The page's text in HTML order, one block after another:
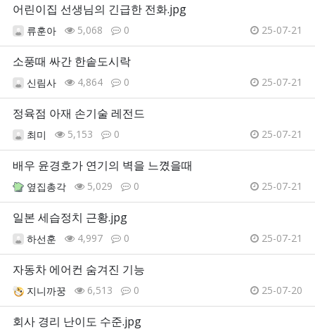
어린이집 선생님의 긴급한 전화.jpg
류훈아 5,068 0 25-07-21
소풍때 싸간 한솥도시락
신림사 4,864 0 25-07-21
정육점 아재 손기술 레전드
최미 5,153 0 25-07-21
배우 윤경호가 연기의 벽을 느꼈을때
옆집총각 5,029 0 25-07-21
일본 세습정치 근황.jpg
하선훈 4,997 0 25-07-21
자동차 에어컨 숨겨진 기능
지니까꿍 6,513 0 25-07-20
회사 경리 난이도 수준.jpg